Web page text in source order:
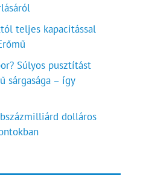
teljes kapacitással
Súlyos pusztítást
sárgasága – így
dolláros